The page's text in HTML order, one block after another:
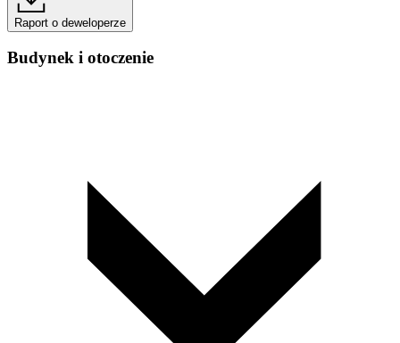
Raport o deweloperze
Budynek i otoczenie